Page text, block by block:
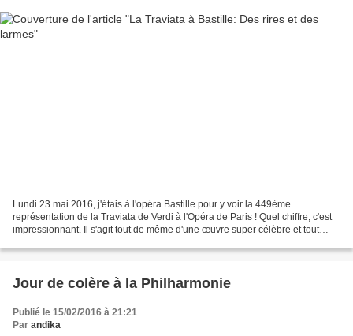
Lundi 23 mai 2016, j'étais à l'opéra Bastille pour y voir la 449ème
représentation de la Traviata de Verdi à l'Opéra de Paris ! Quel chiffre, c'est
impressionnant. Il s'agit tout de même d'une œuvre super célèbre et tout
Jour de colère à la Philharmonie
Publié le 15/02/2016 à 21:21
Par andika